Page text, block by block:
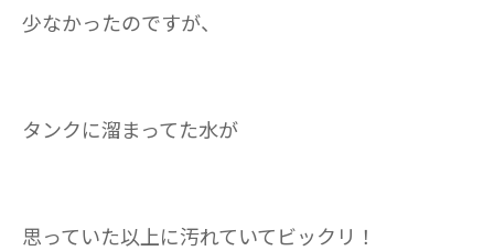
少なかったのですが、
タンクに溜まってた水が
思っていた以上に汚れていてビックリ！